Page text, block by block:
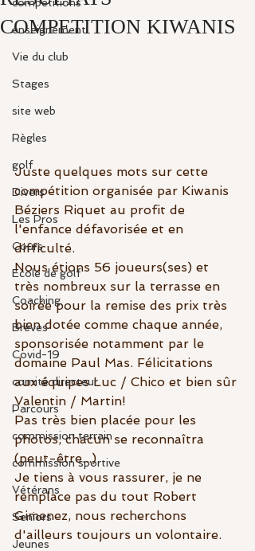
enseignement
Vie du club
Stages
site web
Règles
golf
Divers
Les Pros
Cours
Ecole de golf
Coaching
Brèves
Covid-19
comité directeur
Parcours
commission terrain
commission sportive
Vétérans
Seniors
Jeunes
COMPETITION KIWANIS
Juste quelques mots sur cette
compétition organisée par Kiwanis
Béziers Riquet au profit de
l'enfance défavorisée et en
difficulté.
Nous étions 56 joueurs(ses) et
très nombreux sur la terrasse en
soirée pour la remise des prix très
bien dotée comme chaque année,
sponsorisée notamment par le
domaine Paul Mas. Félicitations
aux équipes Luc / Chico et bien sûr
Valentin / Martin!
Pas très bien placée pour les
photos, chacun se reconnaîtra
(peut-être...)
Je tiens à vous rassurer, je ne
remplace pas du tout Robert
Gimenez, nous recherchons
d'ailleurs toujours un volontaire.